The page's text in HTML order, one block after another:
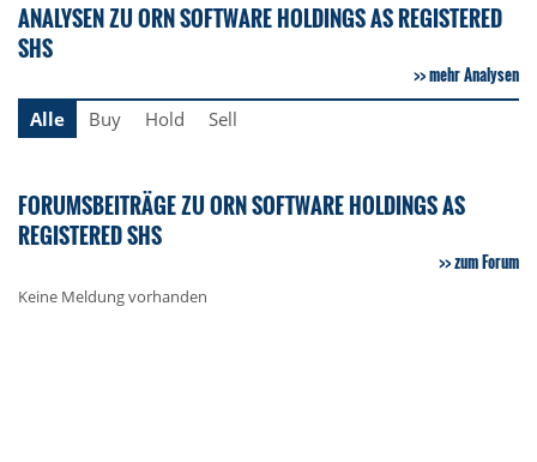
ANALYSEN ZU ORN SOFTWARE HOLDINGS AS REGISTERED
SHS
mehr Analysen
Alle
Buy Hold Sell
FORUMSBEITRÄGE ZU ORN SOFTWARE HOLDINGS AS
REGISTERED SHS
zum Forum
Keine Meldung vorhanden